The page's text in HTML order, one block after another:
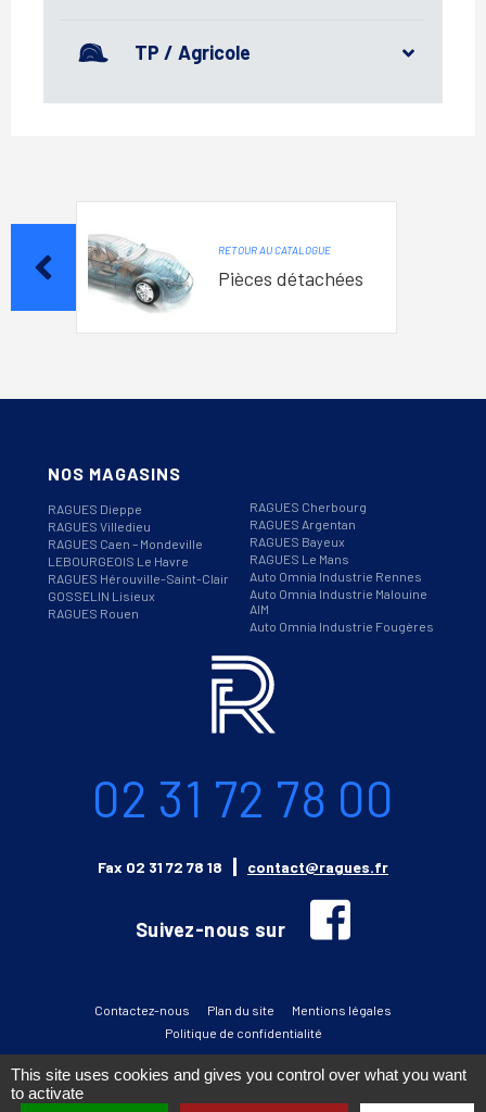
TP / Agricole
RETOUR AU CATALOGUE
Pièces détachées
NOS MAGASINS
RAGUES Dieppe
RAGUES Villedieu
RAGUES Caen – Mondeville
LEBOURGEOIS Le Havre
RAGUES Hérouville-Saint-Clair
GOSSELIN Lisieux
RAGUES Rouen
RAGUES Cherbourg
RAGUES Argentan
RAGUES Bayeux
RAGUES Le Mans
Auto Omnia Industrie Rennes
Auto Omnia Industrie Malouine
AIM
Auto Omnia Industrie Fougères
02 31 72 78 00
Fax 02 31 72 78 18 Emailcontact@ragues.fr
Suivez-nous sur
facebook
Contactez-nous Plan du site
Mentions légales
Politique de confidentialité
This site uses cookies and gives you control over what you want
to activate